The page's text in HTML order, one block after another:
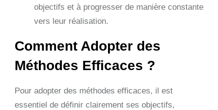
objectifs et à progresser de manière constante
vers leur réalisation.
Comment Adopter des
Méthodes Efficaces ?
Pour adopter des méthodes efficaces, il est
essentiel de définir clairement ses objectifs,